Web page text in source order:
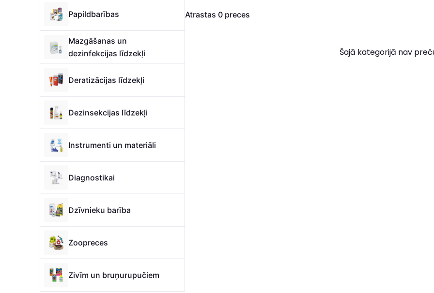
Papildbarības
Mazgāšanas un
dezinfekcijas līdzekļi
Deratizācijas līdzekļi
Dezinsekcijas līdzekļi
Instrumenti un materiāli
Diagnostikai
Dzīvnieku barība
Zoopreces
Zivīm un bruņurupučiem
Atrastas 0preces
Šajā kategorijā nav